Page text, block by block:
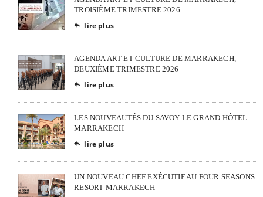
TROISIÈME TRIMESTRE 2026
 lire plus
AGENDA ART ET CULTURE DE MARRAKECH,
DEUXIÈME TRIMESTRE 2026
 lire plus
LES NOUVEAUTÉS DU SAVOY LE GRAND HÔTEL
MARRAKECH
 lire plus
UN NOUVEAU CHEF EXÉCUTIF AU FOUR SEASONS
RESORT MARRAKECH